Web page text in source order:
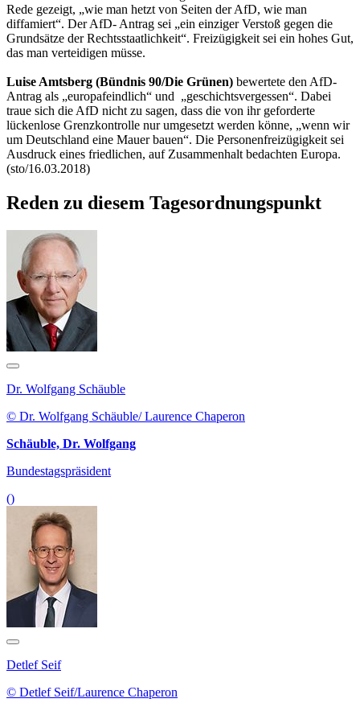
Rede gezeigt, „wie man hetzt von Seiten der AfD, wie man
diffamiert“. Der AfD- Antrag sei „ein einziger Verstoß gegen die
Grundsätze der Rechtsstaatlichkeit“. Freizügigkeit sei ein hohes Gut,
das man verteidigen müsse.
Luise Amtsberg (Bündnis 90/Die Grünen) bewertete den AfD-
Antrag als „europafeindlich“ und „geschichtsvergessen“. Dabei
traue sich die AfD nicht zu sagen, dass die von ihr geforderte
lückenlose Grenzkontrolle nur umgesetzt werden könne, „wenn wir
um Deutschland eine Mauer bauen“. Die Personenfreizügigkeit sei
Ausdruck eines friedlichen, auf Zusammenhalt bedachten Europa.
(sto/16.03.2018)
Reden zu diesem Tagesordnungspunkt
Dr. Wolfgang Schäuble
© Dr. Wolfgang Schäuble/ Laurence Chaperon
Schäuble, Dr. Wolfgang
Bundestagspräsident
()
Detlef Seif
© Detlef Seif/Laurence Chaperon